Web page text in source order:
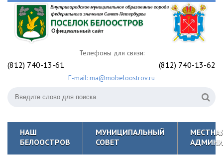
Телефоны для связи:
(812) 740-13-61 (812) 740-13-62
E-mail: ma@mobeloostrov.ru
НАШ
БЕЛООСТРОВ
МУНИЦИПАЛЬНЫЙ
СОВЕТ